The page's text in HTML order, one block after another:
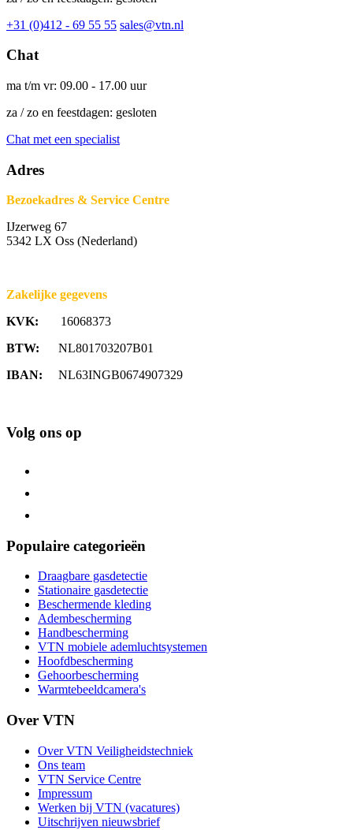
+31 (0)412 - 69 55 55 sales@vtn.nl
Chat
ma t/m vr: 09.00 - 17.00 uur
za / zo en feestdagen: gesloten
Chat met een specialist
Adres
Bezoekadres & Service Centre
IJzerweg 67
5342 LX Oss (Nederland)
Zakelijke gegevens
KVK: 16068373
BTW: NL801703207B01
IBAN: NL63INGB0674907329
Volg ons op
Populaire categorieën
Draagbare gasdetectie
Stationaire gasdetectie
Beschermende kleding
Adembescherming
Handbescherming
VTN mobiele ademluchtsystemen
Hoofdbescherming
Gehoorbescherming
Warmtebeeldcamera's
Over VTN
Over VTN Veiligheidstechniek
Ons team
VTN Service Centre
Impressum
Werken bij VTN (vacatures)
Uitschrijven nieuwsbrief